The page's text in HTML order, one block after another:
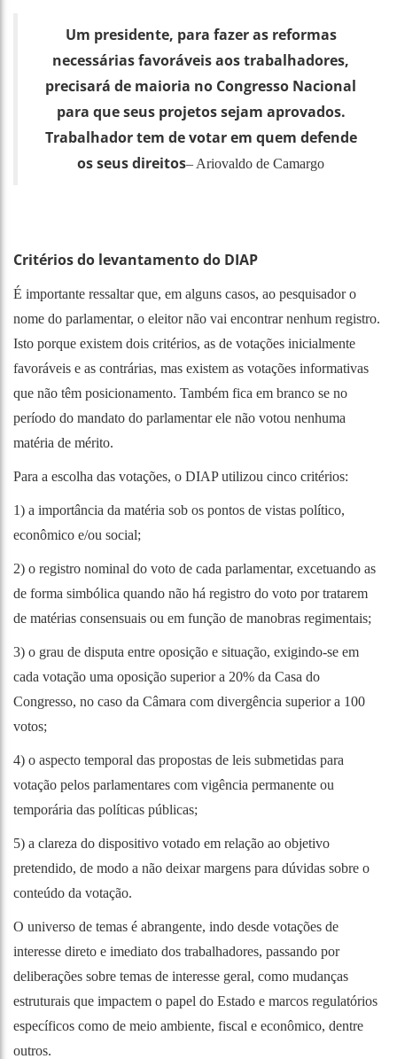
Um presidente, para fazer as reformas
necessárias favoráveis aos trabalhadores,
precisará de maioria no Congresso Nacional
para que seus projetos sejam aprovados.
Trabalhador tem de votar em quem defende
os seus direitos– Ariovaldo de Camargo
Critérios do levantamento do DIAP
É importante ressaltar que, em alguns casos, ao pesquisador o
nome do parlamentar, o eleitor não vai encontrar nenhum registro.
Isto porque existem dois critérios, as de votações inicialmente
favoráveis e as contrárias, mas existem as votações informativas
que não têm posicionamento. Também fica em branco se no
período do mandato do parlamentar ele não votou nenhuma
matéria de mérito.
Para a escolha das votações, o DIAP utilizou cinco critérios:
1) a importância da matéria sob os pontos de vistas político,
econômico e/ou social;
2) o registro nominal do voto de cada parlamentar, excetuando as
de forma simbólica quando não há registro do voto por tratarem
de matérias consensuais ou em função de manobras regimentais;
3) o grau de disputa entre oposição e situação, exigindo-se em
cada votação uma oposição superior a 20% da Casa do
Congresso, no caso da Câmara com divergência superior a 100
votos;
4) o aspecto temporal das propostas de leis submetidas para
votação pelos parlamentares com vigência permanente ou
temporária das políticas públicas;
5) a clareza do dispositivo votado em relação ao objetivo
pretendido, de modo a não deixar margens para dúvidas sobre o
conteúdo da votação.
O universo de temas é abrangente, indo desde votações de
interesse direto e imediato dos trabalhadores, passando por
deliberações sobre temas de interesse geral, como mudanças
estruturais que impactem o papel do Estado e marcos regulatórios
específicos como de meio ambiente, fiscal e econômico, dentre
outros.